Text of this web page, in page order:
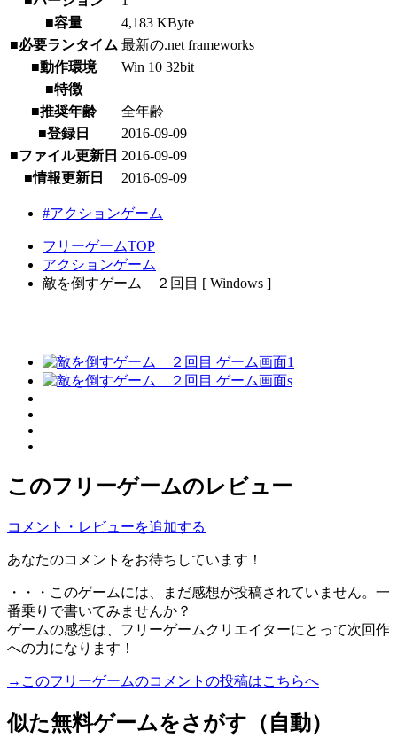
■容量
4,183 KByte
■必要ランタイム 最新の.net frameworks
■動作環境
Win 10 32bit
■特徴
■推奨年齢
全年齢
■登録日
2016-09-09
■ファイル更新日 2016-09-09
■情報更新日
2016-09-09
#アクションゲーム
フリーゲームTOP
アクションゲーム
敵を倒すゲーム ２回目 [ Windows ]
このフリーゲームのレビュー
コメント・レビューを追加する
あなたのコメントをお待ちしています！
・・・このゲームには、まだ感想が投稿されていません。一
番乗りで書いてみませんか？
ゲームの感想は、フリーゲームクリエイターにとって次回作
への力になります！
→このフリーゲームのコメントの投稿はこちらへ
似た無料ゲームをさがす（自動）